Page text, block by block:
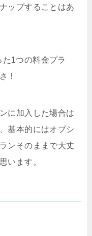
ップすることはあ
1つの料金プラ
！
に加入した場合は
基本的にはオプシ
ンそのままで大丈
います。